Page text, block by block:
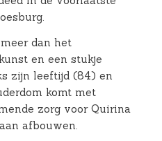
dan het
en een stukje
zijn leeftijd (84) en
komt met
zorg voor Quirina
afbouwen.